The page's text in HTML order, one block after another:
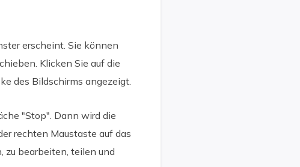
erscheint. Sie können
Klicken Sie auf die
des Bildschirms angezeigt.
"Stop". Dann wird die
rechten Maustaste auf das
zu bearbeiten, teilen und